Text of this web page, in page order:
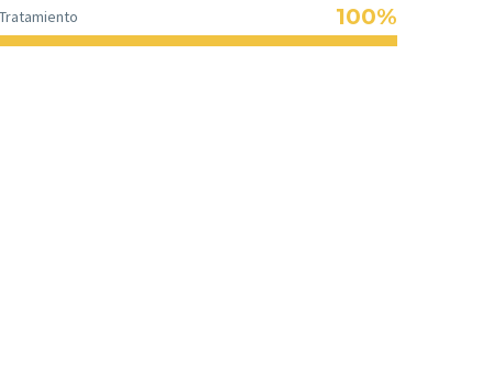
Tratamiento 100%